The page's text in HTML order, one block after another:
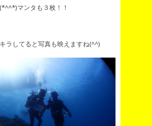
マンタも３枚！！
ラしてると写真も映えますね(^^)